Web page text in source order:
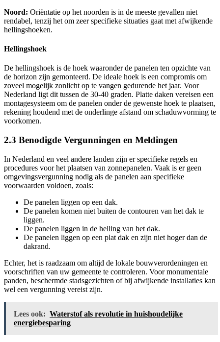
Noord: Oriëntatie op het noorden is in de meeste gevallen niet
rendabel, tenzij het om zeer specifieke situaties gaat met afwijkende
hellingshoeken.
Hellingshoek
De hellingshoek is de hoek waaronder de panelen ten opzichte van
de horizon zijn gemonteerd. De ideale hoek is een compromis om
zoveel mogelijk zonlicht op te vangen gedurende het jaar. Voor
Nederland ligt dit tussen de 30-40 graden. Platte daken vereisen een
montagesysteem om de panelen onder de gewenste hoek te plaatsen,
rekening houdend met de onderlinge afstand om schaduwvorming te
voorkomen.
2.3 Benodigde Vergunningen en Meldingen
In Nederland en veel andere landen zijn er specifieke regels en
procedures voor het plaatsen van zonnepanelen. Vaak is er geen
omgevingsvergunning nodig als de panelen aan specifieke
voorwaarden voldoen, zoals:
De panelen liggen op een dak.
De panelen komen niet buiten de contouren van het dak te
liggen.
De panelen liggen in de helling van het dak.
De panelen liggen op een plat dak en zijn niet hoger dan de
dakrand.
Echter, het is raadzaam om altijd de lokale bouwverordeningen en
voorschriften van uw gemeente te controleren. Voor monumentale
panden, beschermde stadsgezichten of bij afwijkende installaties kan
wel een vergunning vereist zijn.
Lees ook: Waterstof als revolutie in huishoudelijke
energiebesparing